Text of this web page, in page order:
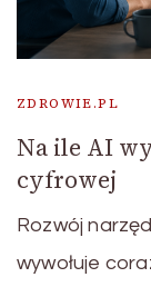
ZDROWIE.PL
Na ile AI
cyfrowej
Rozwój
wywołuje